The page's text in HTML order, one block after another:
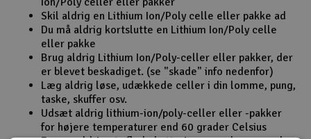
Skil aldrig en Lithium Ion/Poly celle eller pakke ad
Du må aldrig kortslutte en Lithium Ion/Poly celle
eller pakke
Brug aldrig Lithium Ion/Poly-celler eller pakker, der
er blevet beskadiget. (se "skade" info nedenfor)
Læg aldrig løse, udækkede celler i din lomme, pung,
taske, skuffer osv.
Udsæt aldrig lithium-ion/poly-celler eller -pakker
for højere temperaturer end 60 grader Celsius